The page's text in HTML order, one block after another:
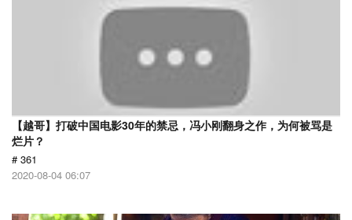
【越哥】打破中国电影30年的禁忌，冯小刚翻身之作，为何被骂是
烂片？
# 361
2020-08-04 06:07